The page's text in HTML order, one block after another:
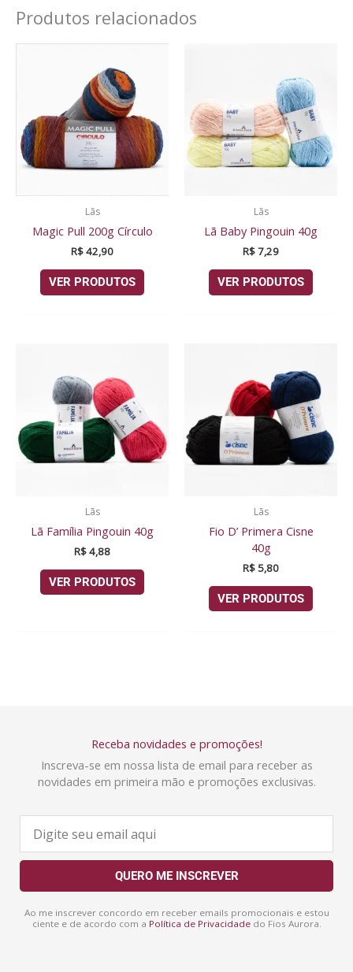
Produtos relacionados
Lãs
Magic Pull 200g Círculo
R$42,90
VER PRODUTOS
Lãs
Lã Baby Pingouin 40g
R$7,29
VER PRODUTOS
Lãs
Lã Família Pingouin 40g
R$4,88
VER PRODUTOS
Lãs
Fio D’ Primera Cisne
40g
R$5,80
VER PRODUTOS
Receba novidades e promoções!
Inscreva-se em nossa lista de email para receber as
novidades em primeira mão e promoções exclusivas.
m
i
QUERO ME INSCREVER
Ao me inscrever concordo em receber emails promocionais e estou
ciente e de acordo com a Política de Privacidadedo Fios Aurora.